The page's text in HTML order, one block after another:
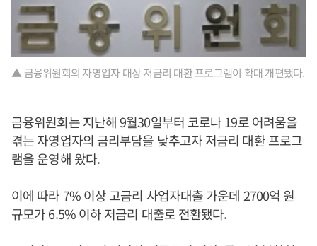
▲ 금융위원회의 자영업자 대상 저금리 대환 프로그램이 확대 개편됐다.
금융위원회는 지난해 9월30일부터 코로나 19로 어려움을
겪는 자영업자의 금리부담을 낮추고자 저금리 대환 프로그
램을 운영해 왔다.
이에 따라 7% 이상 고금리 사업자대출 가운데 2700억 원
규모가 6.5% 이하 저금리 대출로 전환됐다.